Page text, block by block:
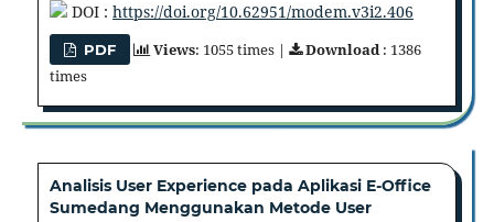
DOI : https://doi.org/10.62951/modem.v3i2.406
PDF Views: 1055 times | Download: 1386
times
Analisis User Experience pada Aplikasi E-Office
Sumedang Menggunakan Metode User